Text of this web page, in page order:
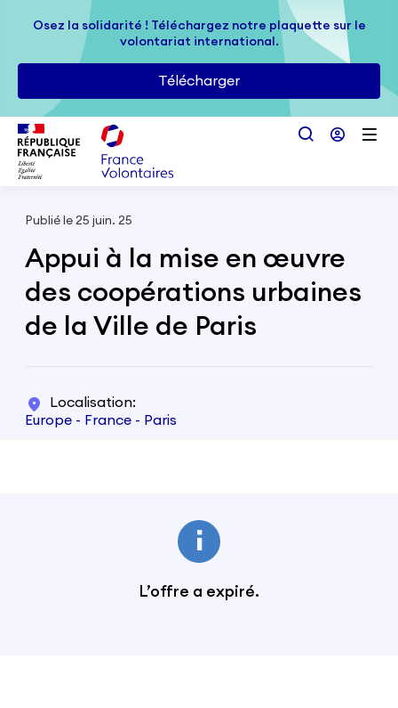
Passer au contenu principal
Osez la solidarité ! Téléchargez notre plaquette sur le
volontariat international.
Télécharger
Osez la solidarité ! Téléchargez notre plaquette sur le
volontariat international.
Télécharger
Publié le 25 juin. 25
Appui à la mise en œuvre
des coopérations urbaines
de la Ville de Paris
Localisation
Europe - France - Paris
L’offre a expiré.